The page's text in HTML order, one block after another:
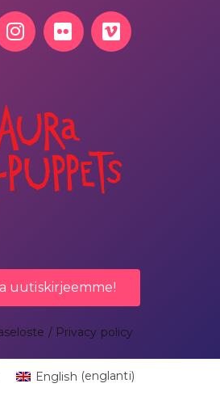
uutiskirjeemme!
/ Privacy policy
English (englanti)